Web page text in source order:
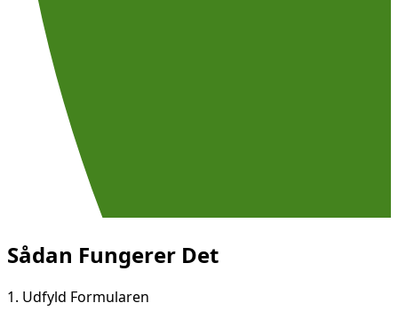
Sådan Fungerer Det
1. Udfyld Formularen